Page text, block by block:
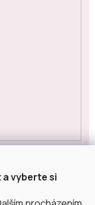
a vyberte si